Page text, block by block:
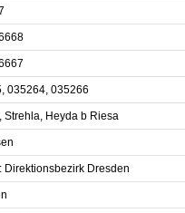
035264, 035266
Strehla, Heyda b Riesa
Direktionsbezirk Dresden